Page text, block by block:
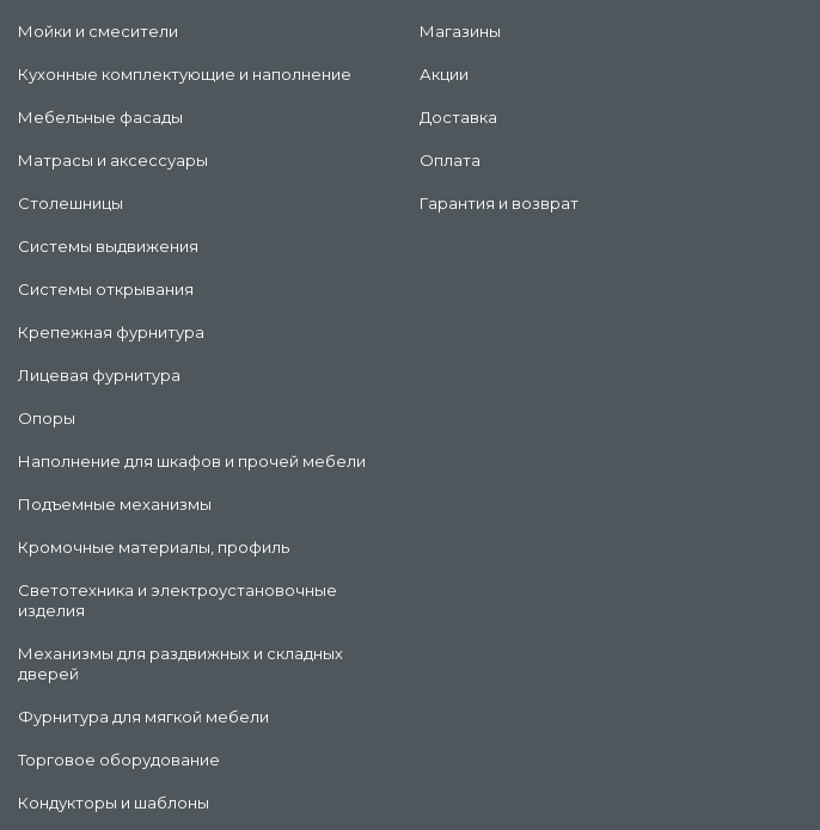
Мойки и смесители
Кухонные комплектующие и наполнение
Мебельные фасады
Матрасы и аксессуары
Столешницы
Системы выдвижения
Системы открывания
Крепежная фурнитура
Лицевая фурнитура
Опоры
Наполнение для шкафов и прочей мебели
Подъемные механизмы
Кромочные материалы, профиль
Светотехника и электроустановочные
изделия
Механизмы для раздвижных и складных
дверей
Фурнитура для мягкой мебели
Торговое оборудование
Кондукторы и шаблоны
Магазины
Акции
Доставка
Оплата
Гарантия и возврат